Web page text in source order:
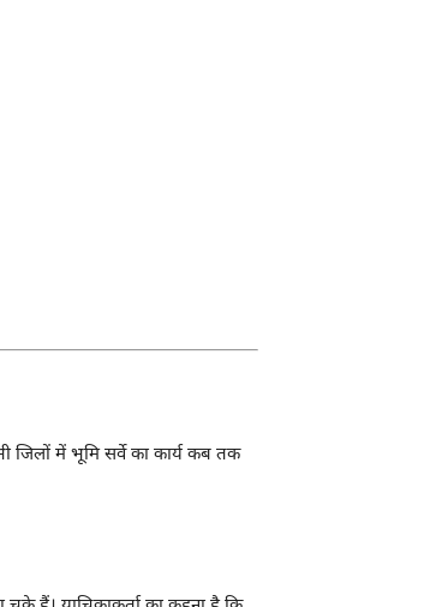
जिलों में भूमि सर्वे का कार्य कब तक